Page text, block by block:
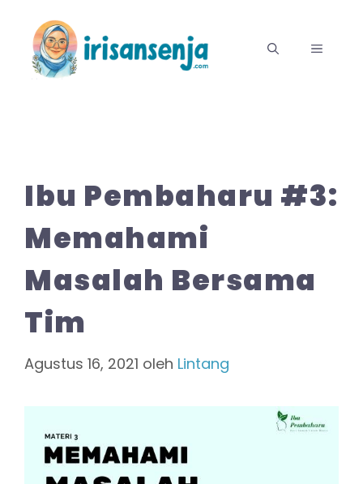
MENU
Ibu Pembaharu #3:
Memahami
Masalah Bersama
Tim
Agustus 16, 2021 oleh Lintang